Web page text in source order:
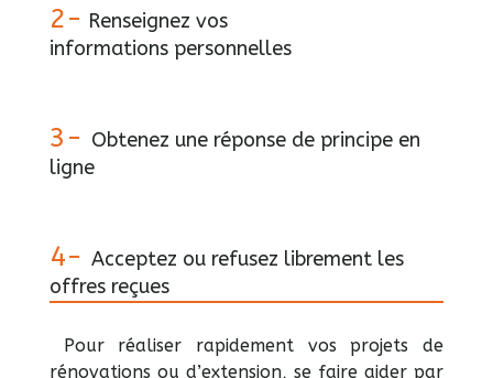
2- Renseignez vos
informations personnelles
3- Obtenez une réponse de principe en
ligne
4- Acceptez ou refusez librement les
offres reçues
Pour réaliser rapidement vos projets de
rénovations ou d’extension, se faire aider par